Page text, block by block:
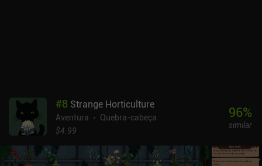
#8 Strange Horticulture
Aventura
Quebra-cabeça
$4.99
96%
similar